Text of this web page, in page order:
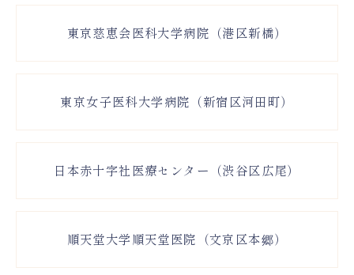
東京慈恵会医科大学病院（港区新橋）
東京女子医科大学病院（新宿区河田町）
日本赤十字社医療センター（渋谷区広尾）
順天堂大学順天堂医院（文京区本郷）